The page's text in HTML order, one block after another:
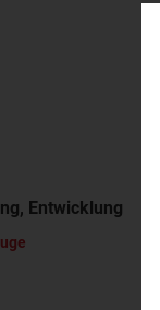
Entwicklung